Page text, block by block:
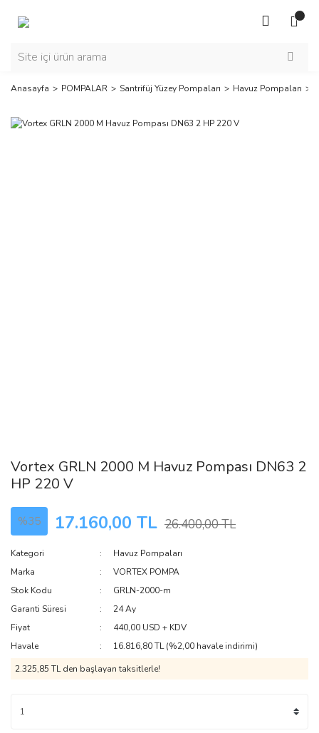
Anasayfa POMPALAR Santrifüj Yüzey Pompaları Havuz Pompaları
Vortex GRLN 2000 M Havuz Pompası DN63 2
HP 220 V
%35 17.160,00 TL 26.400,00 TL
Kategori
Havuz Pompaları
Marka
VORTEX POMPA
Stok Kodu
GRLN-2000-m
Garanti Süresi
24 Ay
Fiyat
440,00 USD + KDV
Havale
16.816,80 TL (%2,00 havale indirimi)
2.325,85 TL den başlayan taksitlerle!